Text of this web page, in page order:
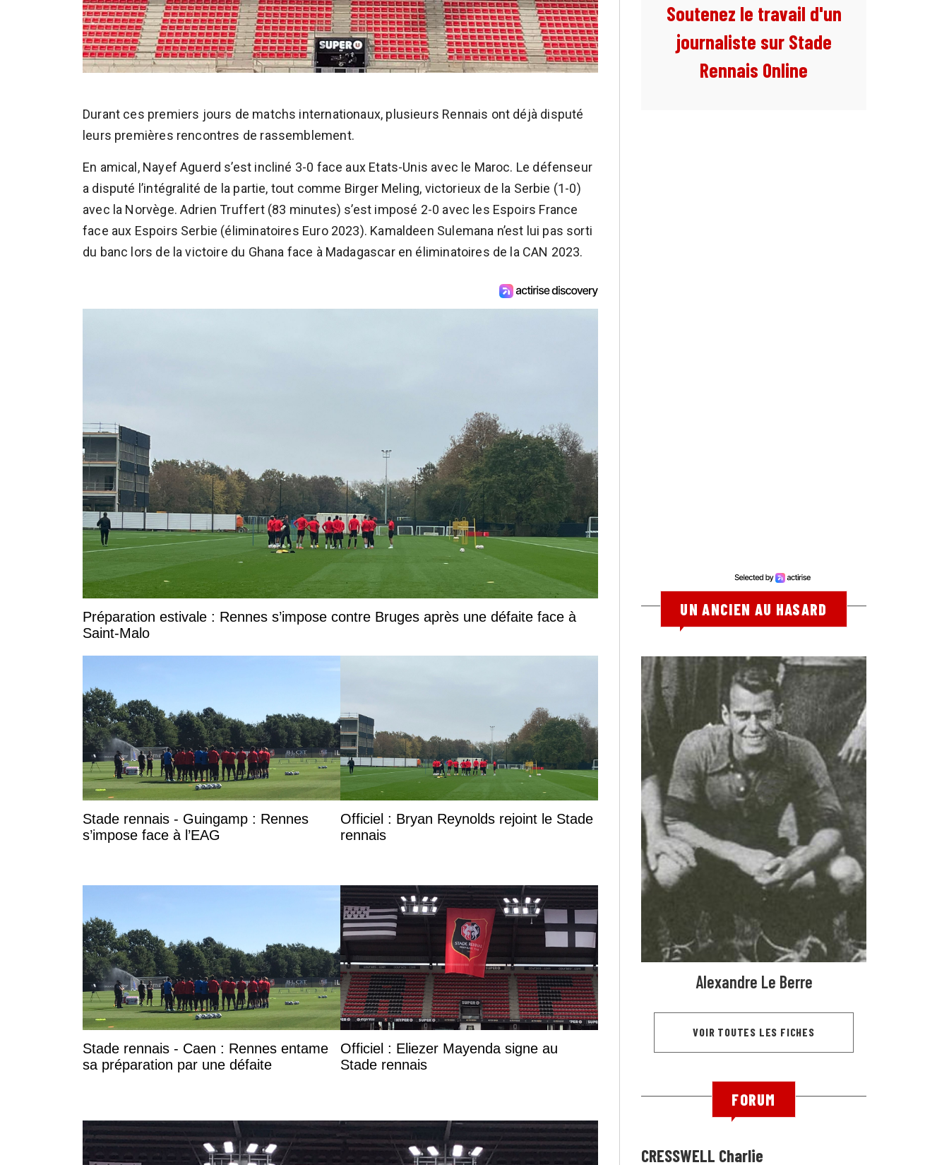
Durant ces premiers jours de matchs internationaux, plusieurs Rennais ont déjà disputé
leurs premières rencontres de rassemblement.
En amical, Nayef Aguerd s’est incliné 3-0 face aux Etats-Unis avec le Maroc. Le défenseur
a disputé l’intégralité de la partie, tout comme Birger Meling, victorieux de la Serbie (1-0)
avec la Norvège. Adrien Truffert (83 minutes) s’est imposé 2-0 avec les Espoirs France
face aux Espoirs Serbie (éliminatoires Euro 2023). Kamaldeen Sulemana n’est lui pas sorti
du banc lors de la victoire du Ghana face à Madagascar en éliminatoires de la CAN 2023.
Préparation estivale : Rennes s’impose contre Bruges après une défaite face à
Saint-Malo
Stade rennais - Guingamp : Rennes
s’impose face à l’EAG
Officiel : Bryan Reynolds rejoint le Stade
rennais
Stade rennais - Caen : Rennes entame
sa préparation par une défaite
Officiel : Eliezer Mayenda signe au
Stade rennais
Soutenez le travail d'un
journaliste sur Stade
Rennais Online
UN ANCIEN AU HASARD
Alexandre Le Berre
VOIR TOUTES LES FICHES
FORUM
CRESSWELL Charlie